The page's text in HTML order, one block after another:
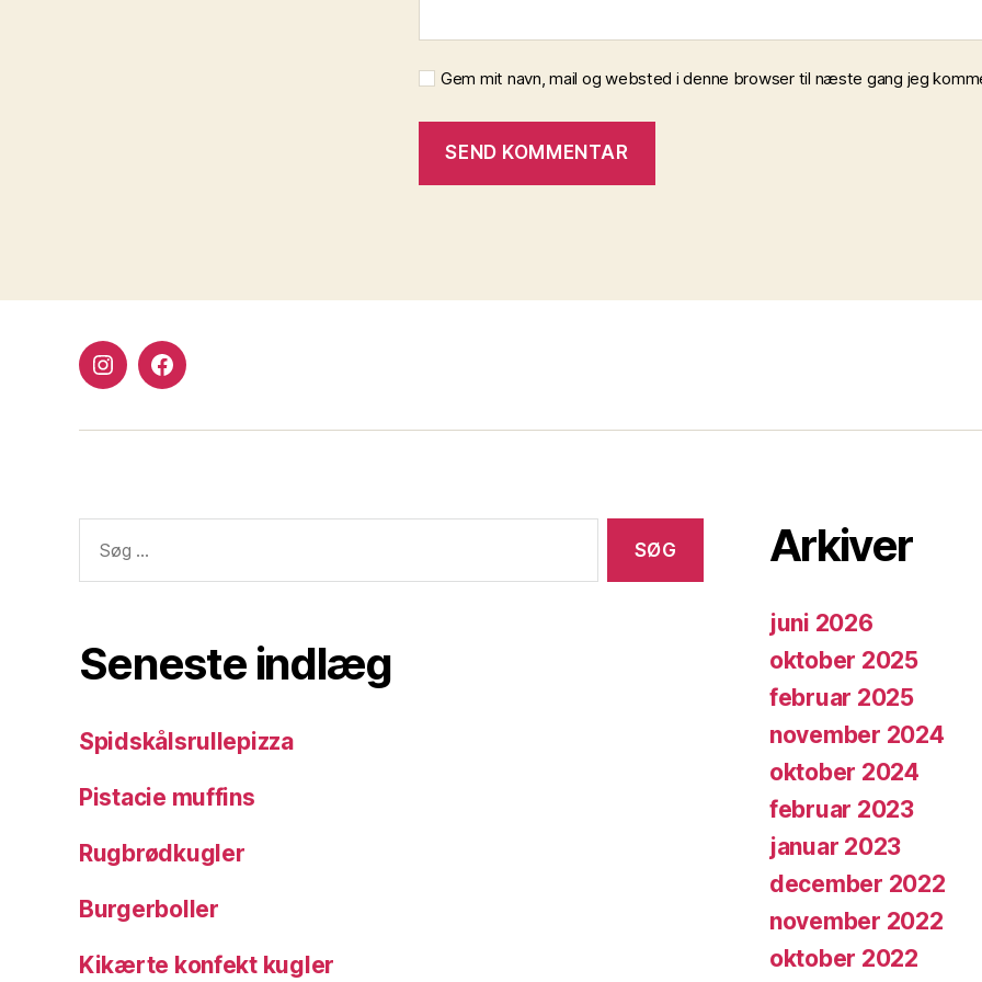
Gem mit navn, mail og websted i denne browser til næste gang jeg
instagramfacebook
efter:
Seneste indlæg
Spidskålsrullepizza
Pistacie muffins
Rugbrødkugler
Burgerboller
Kikærte konfekt kugler
Arkiver
juni 2026
oktober 2025
februar 2025
november 2024
oktober 2024
februar 2023
januar 2023
december 2022
november 2022
oktober 2022